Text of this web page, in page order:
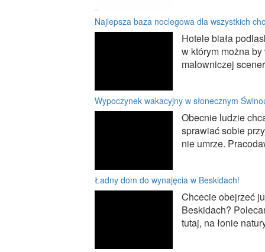
Najlepsza baza noclegowa dla wszystkich
Hotele biała
w którym można
malowniczej
Wypoczynek wakacyjny w słonecznym
Obecnie ludzie
sprawiać sobie
nie umrze.
Ładny dom do wynajęcia w Beskidach!
Chcecie obejrzeć
Beskidach?
tutaj, na łonie